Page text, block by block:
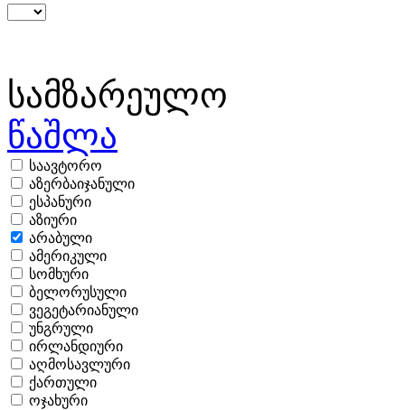
სამზარეულო
წაშლა
საავტორო
აზერბაიჯანული
ესპანური
აზიური
არაბული
ამერიკული
სომხური
ბელორუსული
ვეგეტარიანული
უნგრული
ირლანდიური
აღმოსავლური
ქართული
ოჯახური